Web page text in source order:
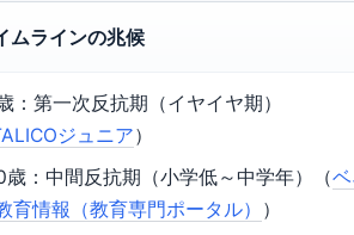
ムラインの兆候
：第一次反抗期（イヤイヤ期）
ジュニア）
歳：中間反抗期（小学低～中学年）（
育情報（教育専門ポータル） ）